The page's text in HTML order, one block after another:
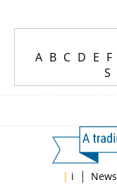
A B C D E F
S
| i | News